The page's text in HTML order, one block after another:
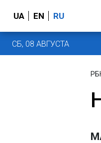
UA EN RU
СБ, 08 АВГУСТА